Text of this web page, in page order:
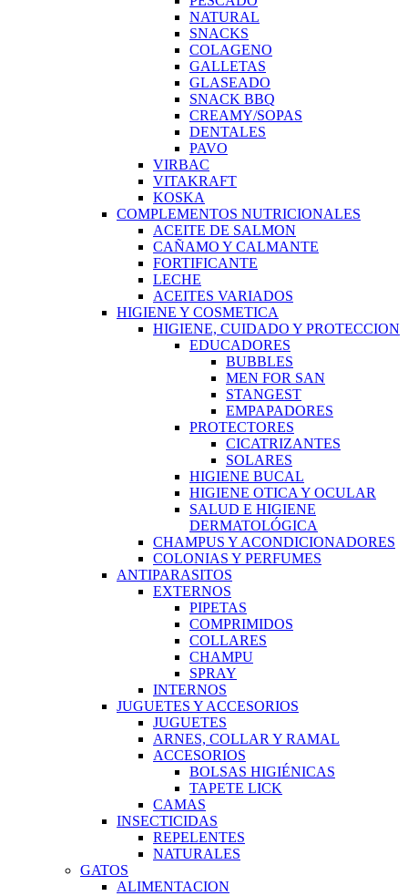
NATURAL
SNACKS
COLAGENO
GALLETAS
GLASEADO
SNACK BBQ
CREAMY/SOPAS
DENTALES
PAVO
VIRBAC
VITAKRAFT
KOSKA
COMPLEMENTOS NUTRICIONALES
ACEITE DE SALMON
CAÑAMO Y CALMANTE
FORTIFICANTE
LECHE
ACEITES VARIADOS
HIGIENE Y COSMETICA
HIGIENE, CUIDADO Y PROTECCION
EDUCADORES
BUBBLES
MEN FOR SAN
STANGEST
EMPAPADORES
PROTECTORES
CICATRIZANTES
SOLARES
HIGIENE BUCAL
HIGIENE OTICA Y OCULAR
SALUD E HIGIENE
DERMATOLÓGICA
CHAMPUS Y ACONDICIONADORES
COLONIAS Y PERFUMES
ANTIPARASITOS
EXTERNOS
PIPETAS
COMPRIMIDOS
COLLARES
CHAMPU
SPRAY
INTERNOS
JUGUETES Y ACCESORIOS
JUGUETES
ARNES, COLLAR Y RAMAL
ACCESORIOS
BOLSAS HIGIÉNICAS
TAPETE LICK
CAMAS
INSECTICIDAS
REPELENTES
NATURALES
GATOS
ALIMENTACION